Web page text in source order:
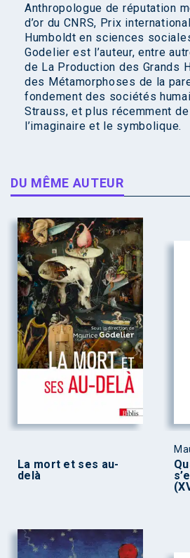
Anthropologue de réputation
d’or du CNRS, Prix
Humboldt en sciences
Godelier est l’auteur, entre
de La Production des Grands
des Métamorphoses de la
fondement des sociétés
Strauss, et plus récemment de
l’imaginaire et le symbolique.
DU MÊME AUTEUR
La mort et ses au-
delà